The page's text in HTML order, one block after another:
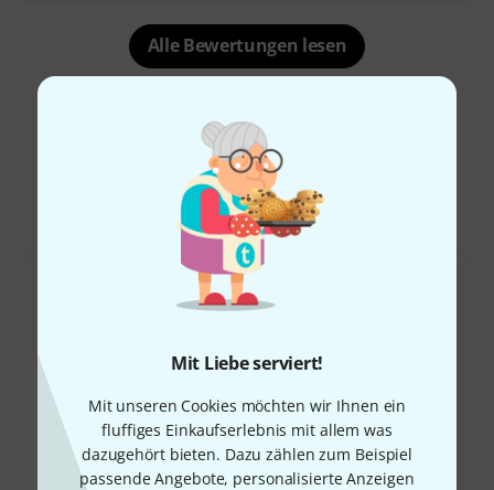
Mit Liebe serviert!
Mit unseren Cookies möchten wir Ihnen ein
fluffiges Einkaufserlebnis mit allem was
dazugehört bieten. Dazu zählen zum Beispiel
passende Angebote, personalisierte Anzeigen
Alle Bewertungen lesen
Schon gewusst?
Alle Downloads